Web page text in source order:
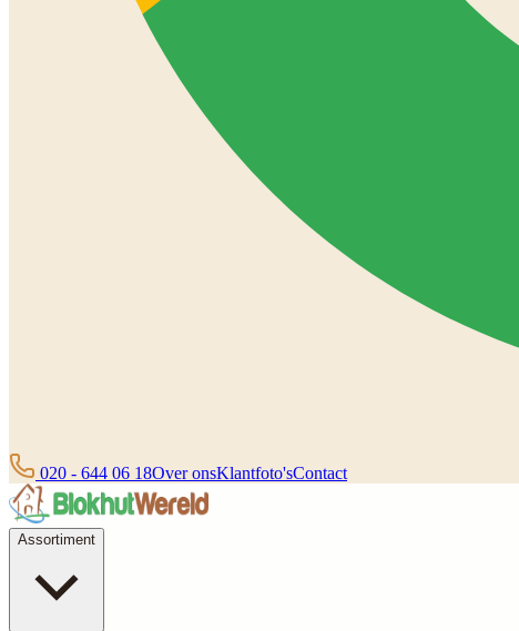
020 - 644 06 18Over onsKlantfoto'sContact
Assortiment